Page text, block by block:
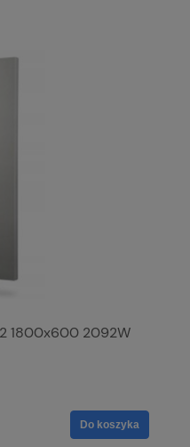
1800x600 2092W
Do koszyka